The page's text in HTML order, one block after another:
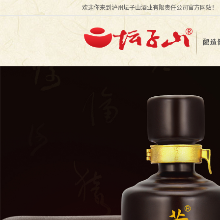
欢迎你来到泸州坛子山酒业有限责任公司官方网站！